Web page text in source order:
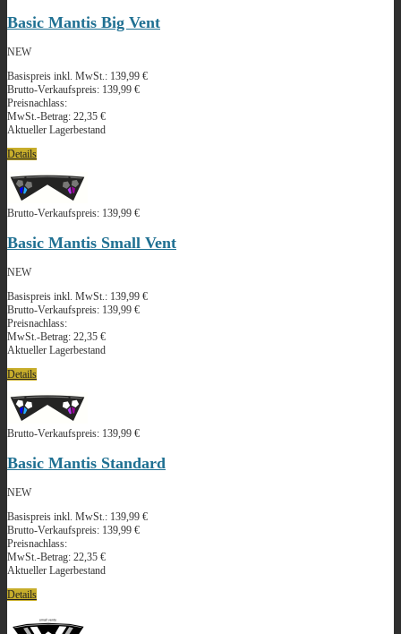
Basic Mantis Big Vent
NEW
Basispreis inkl. MwSt.: 139,99 €
Brutto-Verkaufspreis: 139,99 €
Preisnachlass:
MwSt.-Betrag: 22,35 €
Aktueller Lagerbestand
Details
Brutto-Verkaufspreis: 139,99 €
Basic Mantis Small Vent
NEW
Basispreis inkl. MwSt.: 139,99 €
Brutto-Verkaufspreis: 139,99 €
Preisnachlass:
MwSt.-Betrag: 22,35 €
Aktueller Lagerbestand
Details
Brutto-Verkaufspreis: 139,99 €
Basic Mantis Standard
NEW
Basispreis inkl. MwSt.: 139,99 €
Brutto-Verkaufspreis: 139,99 €
Preisnachlass:
MwSt.-Betrag: 22,35 €
Aktueller Lagerbestand
Details